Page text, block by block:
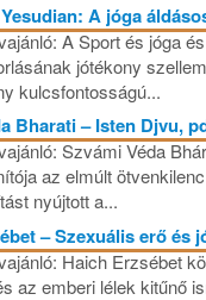
A jóga
A Sport és jóga
jótékony
kulcsfontosságú...
Bharati – Isten Djvu,
Szvámi Véda
az elmúlt
nyújtott a...
– Szexuális erő és
Haich Erzsébet
az emberi lélek kitűnő